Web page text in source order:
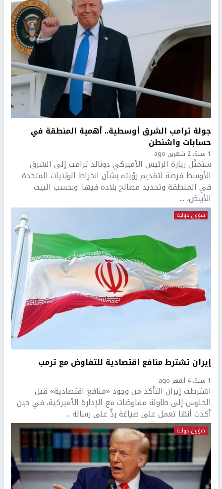
جولة ترامب الشرق أوسطية.. أهمية المنطقة في
حسابات واشنطن
1 سنة، 2 شهرين ago
ستمثّل زيارة الرئيس الأميركي دونالد ترامب إلى الشرق
الأوسط فرصة لتقديم رؤيته بشأن انخراط الولايات المتحدة
في المنطقة وتحديد مصالح بلاده فيها. وبحسب البيت
الأبيض، ...
شؤون دولية
إيران تشترط منافع اقتصادية للتفاوض مع ترمب
1 سنة، 4 أشهر ago
اشترطت إيران التأكد من وجود «منافع اقتصادية» قبل
الجلوس إلى طاولة مفاوضات مع الإدارة الأميركية، في حين
أكدت أنها تعمل على صياغة ردٍّ على رسالة ...
شؤون دولية